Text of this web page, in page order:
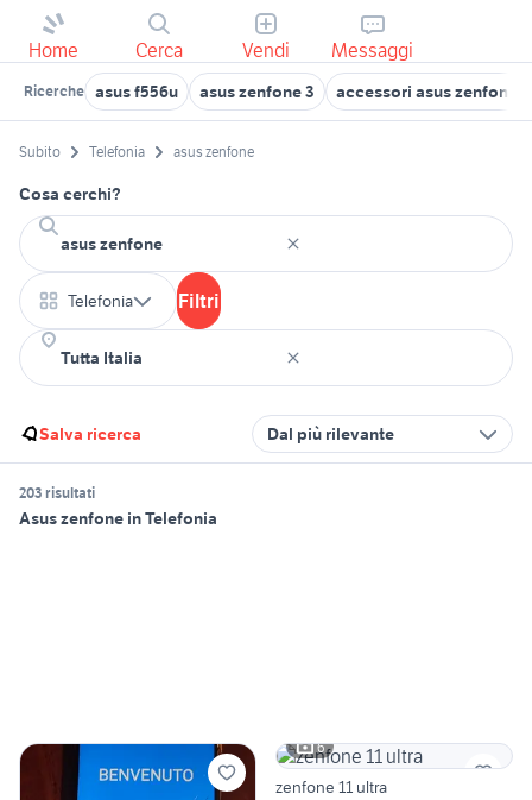
Home Cerca Vendi Messaggi
Ricerche asus f556u asus zenfone 3 accessori asus zenfone 2
Subito Telefonia asus zenfone
Cosa cerchi?
Telefonia Filtri
Salva ricerca Dal più rilevante
203 risultati
Asus zenfone in Telefonia
6
zenfone 11 ultra